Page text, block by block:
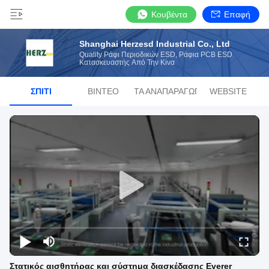
Κουβέντα Επαφή
Shanghai Herzesd Industrial Co., Ltd
Quality Ράφι Περιοδικών ESD, Ράφια PCB ESD
Κατασκευαστής Από Την Κίνα
ΣΠΊΤΙ ΒΊΝΤΕΟ ΛΊΣΤΑ ΑΝΑΠΑΡΑΓΩΓΉΣWEBSITE
Στατικός αισθητήρας και σύστημα διασκέδασης Everer